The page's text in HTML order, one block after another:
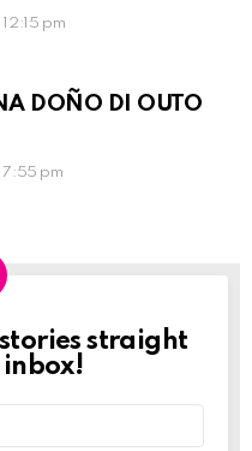
pm
DOÑO DI OUTO
7:55 pm
straight